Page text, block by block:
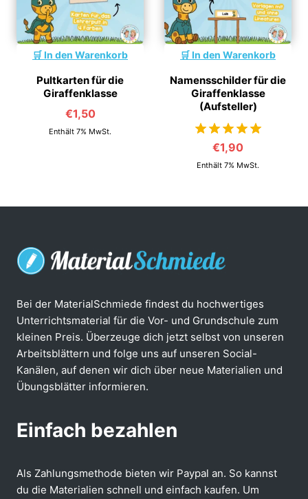
In den Warenkorb
Pultkarten für die
Giraffenklasse
€1,50
Enthält 7% MwSt.
In den Warenkorb
Namensschilder für die
Giraffenklasse
(Aufsteller)
von 5
€1,90
Enthält 7% MwSt.
Bei der MaterialSchmiede findest du hochwertiges
Unterrichtsmaterial für die Vor- und Grundschule zum
kleinen Preis. Überzeuge dich jetzt selbst von unseren
Arbeitsblättern und folge uns auf unseren Social-
Kanälen, auf denen wir dich über neue Materialien und
Übungsblätter informieren.
Einfach bezahlen
Als Zahlungsmethode bieten wir Paypal an. So kannst
du die Materialien schnell und einfach kaufen. Um